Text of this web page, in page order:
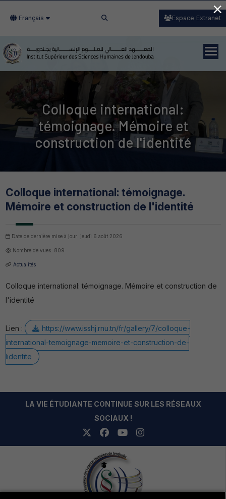
Français Espace Extranet
Colloque international:
témoignage. Mémoire et
construction de l'identité
Colloque international: témoignage.
Mémoire et construction de l'identité
Date de dernière mise à jour: jeudi 6 août 2026
Nombre de vues: 809
Actualités
Colloque international: témoignage. Mémoire et construction de
l'identité
Lien :
https://www.isshj.rnu.tn/fr/gallery/7/colloque-
international-temoignage-memoire-et-construction-de-
lidentite
LA VIE ÉTUDIANTE CONTINUE SUR LES RÉSEAUX
SOCIAUX !
×